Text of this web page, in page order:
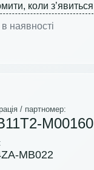
коли з’явиться
наявності
/ партномер:
M00160
MB022